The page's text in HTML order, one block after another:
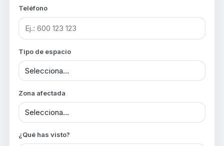
Teléfono
Tipo de espacio
Zona afectada
¿Qué has visto?